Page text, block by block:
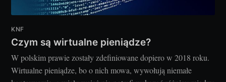
KNF
Czym są wirtualne pieniądze?
W polskim prawie zostały zdefiniowane dopiero w 2018 roku.
Wirtualne pieniądze, bo o nich mowa, wywołują niemałe